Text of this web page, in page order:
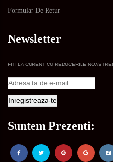
Formular De Retur
Newsletter
FITI LA CURENT CU REDUCERILE NOASTRE!
Suntem Prezenti: